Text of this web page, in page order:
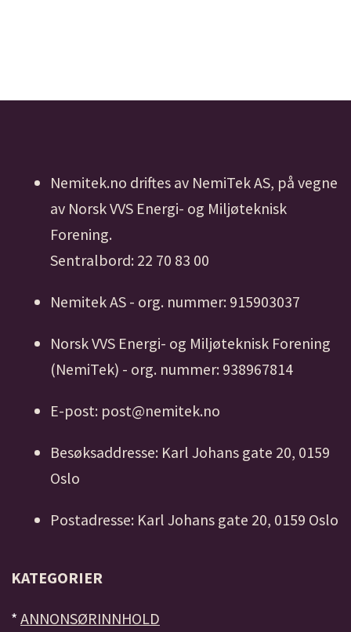
Nemitek.no driftes av NemiTek AS, på vegne
av Norsk VVS Energi- og Miljøteknisk
Forening.
Sentralbord: 22 70 83 00
Nemitek AS - org. nummer: 915903037
Norsk VVS Energi- og Miljøteknisk Forening
(NemiTek) - org. nummer: 938967814
E-post: post@nemitek.no
Besøksaddresse: Karl Johans gate 20, 0159
Oslo
Postadresse: Karl Johans gate 20, 0159 Oslo
KATEGORIER
* ANNONSØRINNHOLD